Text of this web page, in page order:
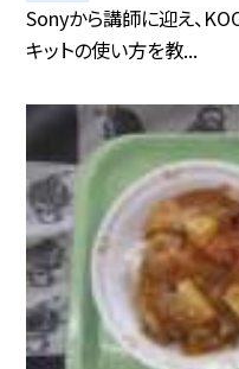
Sonyから講師に迎え、
キットの使い方を教...